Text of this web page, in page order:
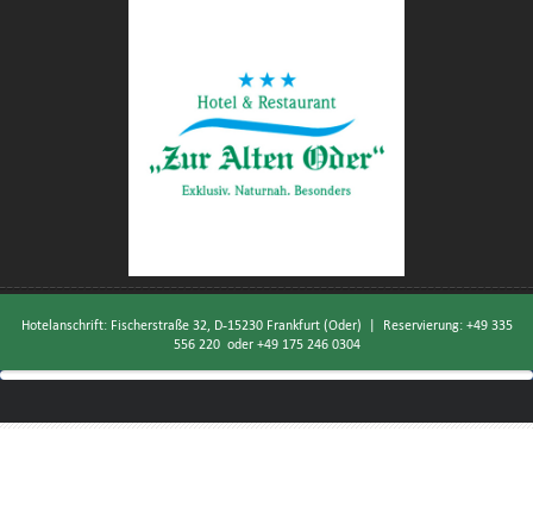
Hotelanschrift: Fischerstraße 32, D-15230 Frankfurt (Oder) | Reservierung: +49 335
556 220oder +49 175 246 0304